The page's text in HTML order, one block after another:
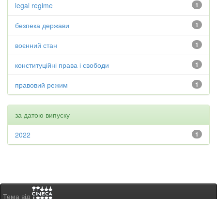
1
legal regime
1
безпека держави
1
воєнний стан
1
конституційні права і свободи
1
правовий режим
за датою випуску
1
2022
Тема від